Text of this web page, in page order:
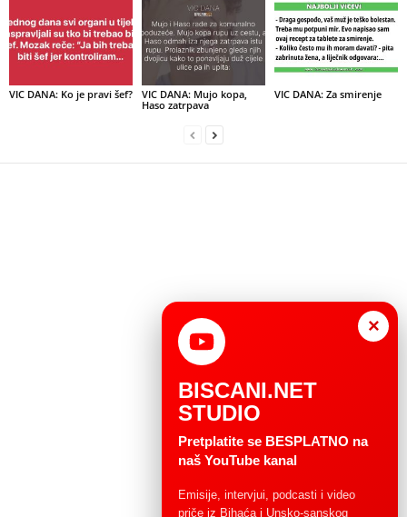
VIC DANA: Ko je pravi šef?
VIC DANA: Mujo kopa,
Haso zatrpava
VIC DANA: Za smirenje
×
BISCANI.NET
STUDIO
Pretplatite se BESPLATNO na
naš YouTube kanal
Emisije, intervjui, podcasti i video
priče iz Bihaća i Unsko-sanskog